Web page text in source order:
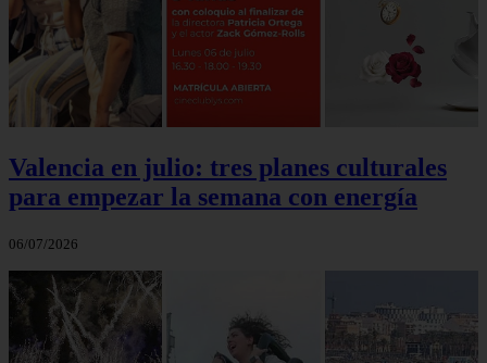
Valencia en julio: tres planes culturales
para empezar la semana con energía
06/07/2026